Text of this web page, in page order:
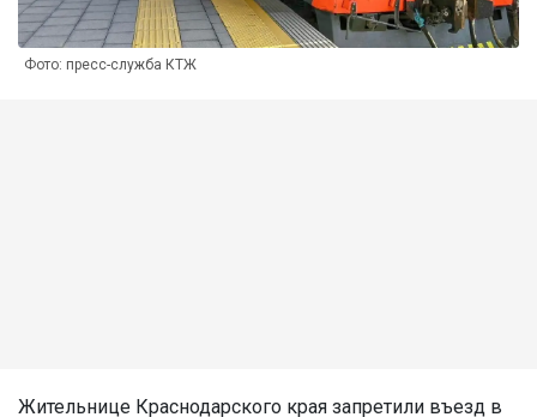
Фото: пресс-служба КТЖ
Жительнице Краснодарского края запретили въезд в